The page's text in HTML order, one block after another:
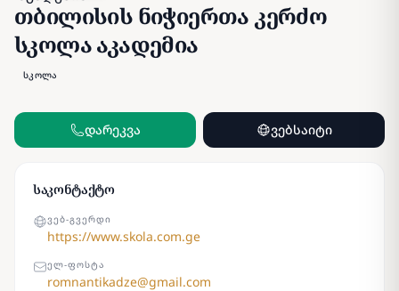
თბილისის ნიჭიერთა კერძო
სკოლა აკადემია
სკოლა
დარეკვა ვებსაიტი
საკონტაქტო
ᲕᲔᲑ-ᲒᲕᲔᲠᲓᲘ
https://www.skola.com.ge
ᲔᲚ-ᲤᲝᲡᲢᲐ
romnantikadze@gmail.com